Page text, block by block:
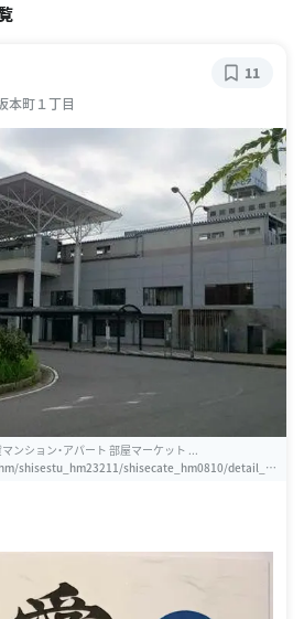
本町１丁目
11
ンション・アパート 部屋マーケット ...
shisestu_hm23211/shisecate_hm0810/detail_h